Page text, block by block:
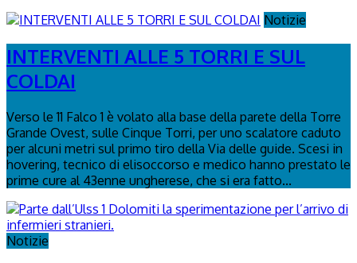
Notizie
INTERVENTI ALLE 5 TORRI E SUL
COLDAI
Verso le 11 Falco 1 è volato alla base della parete della Torre
Grande Ovest, sulle Cinque Torri, per uno scalatore caduto
per alcuni metri sul primo tiro della Via delle guide. Scesi in
hovering, tecnico di elisoccorso e medico hanno prestato le
prime cure al 43enne ungherese, che si era fatto...
Notizie